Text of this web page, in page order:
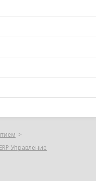
Управление